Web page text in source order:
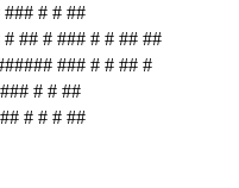
# # ##
## # ### # # ## ##
### # # ## #
# # ##
# # # ##